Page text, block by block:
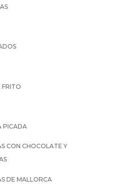
PICADA
CON CHOCOLATE Y
DE MALLORCA